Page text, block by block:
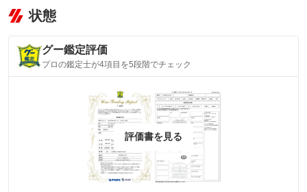
状態
グー鑑定評価
プロの鑑定士が4項目を5段階でチェック
評価書を見る